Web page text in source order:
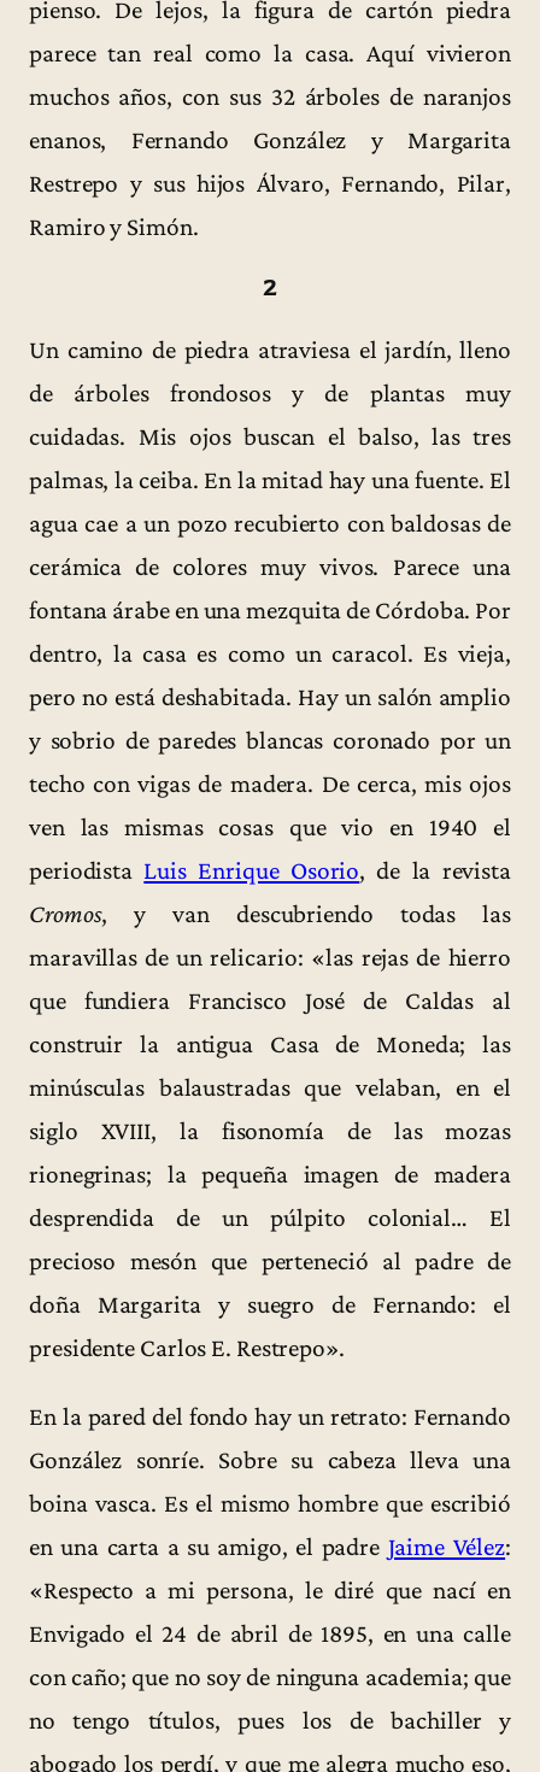
pienso. De lejos, la figura de cartón piedra
parece tan real como la casa. Aquí vivieron
muchos años, con sus 32 árboles de naranjos
enanos, Fernando González y Margarita
Restrepo y sus hijos Álvaro, Fernando, Pilar,
Ramiro y Simón.
2
Un camino de piedra atraviesa el jardín, lleno
de árboles frondosos y de plantas muy
cuidadas. Mis ojos buscan el balso, las tres
palmas, la ceiba. En la mitad hay una fuente. El
agua cae a un pozo recubierto con baldosas de
cerámica de colores muy vivos. Parece una
fontana árabe en una mezquita de Córdoba. Por
dentro, la casa es como un caracol. Es vieja,
pero no está deshabitada. Hay un salón amplio
y sobrio de paredes blancas coronado por un
techo con vigas de madera. De cerca, mis ojos
ven las mismas cosas que vio en 1940 el
periodista Luis Enrique Osorio, de la revista
Cromos, y van descubriendo todas las
maravillas de un relicario: «las rejas de hierro
que fundiera Francisco José de Caldas al
construir la antigua Casa de Moneda; las
minúsculas balaustradas que velaban, en el
siglo XVIII, la fisonomía de las mozas
rionegrinas; la pequeña imagen de madera
desprendida de un púlpito colonial… El
precioso mesón que perteneció al padre de
doña Margarita y suegro de Fernando: el
presidente Carlos E. Restrepo».
En la pared del fondo hay un retrato: Fernando
González sonríe. Sobre su cabeza lleva una
boina vasca. Es el mismo hombre que escribió
en una carta a su amigo, el padre Jaime Vélez:
«Respecto a mi persona, le diré que nací en
Envigado el 24 de abril de 1895, en una calle
con caño; que no soy de ninguna academia; que
no tengo títulos, pues los de bachiller y
abogado los perdí, y que me alegra mucho eso,